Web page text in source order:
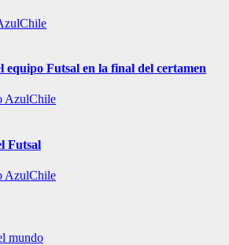
equipo Futsal en la final del certamen
AzulChile
Futsal
AzulChile
mundo